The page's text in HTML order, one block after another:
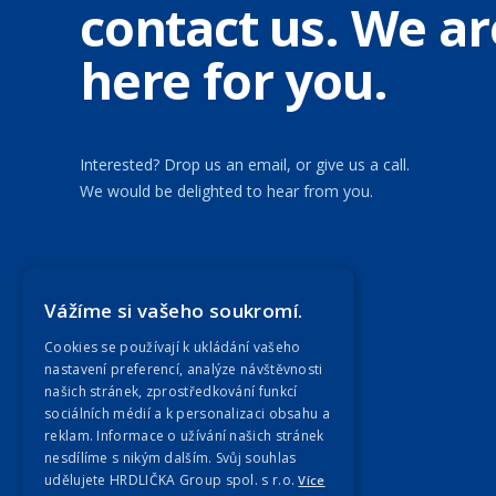
contact us. We
here for you.
Interested? Drop us an email, or give us a call.
We would be delighted to hear from you.
Our Companies
Vážíme si vašeho soukromí.
Cookies se používají k ukládání vašeho
nastavení preferencí, analýze návštěvnosti
našich stránek, zprostředkování funkcí
sociálních médií a k personalizaci obsahu a
reklam. Informace o užívání našich stránek
nesdílíme s nikým dalším. Svůj souhlas
udělujete HRDLIČKA Group spol. s r.o.Více